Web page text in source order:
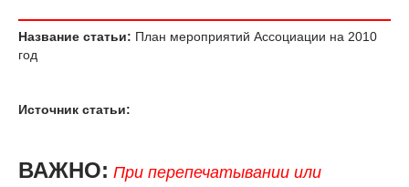
Название статьи: План мероприятий Ассоциации на 2010
год
Источник статьи:
ВАЖНО: При перепечатывании или